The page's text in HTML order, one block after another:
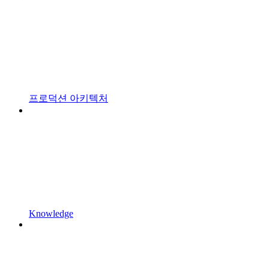
프로덕션 아키텍처
Knowledge